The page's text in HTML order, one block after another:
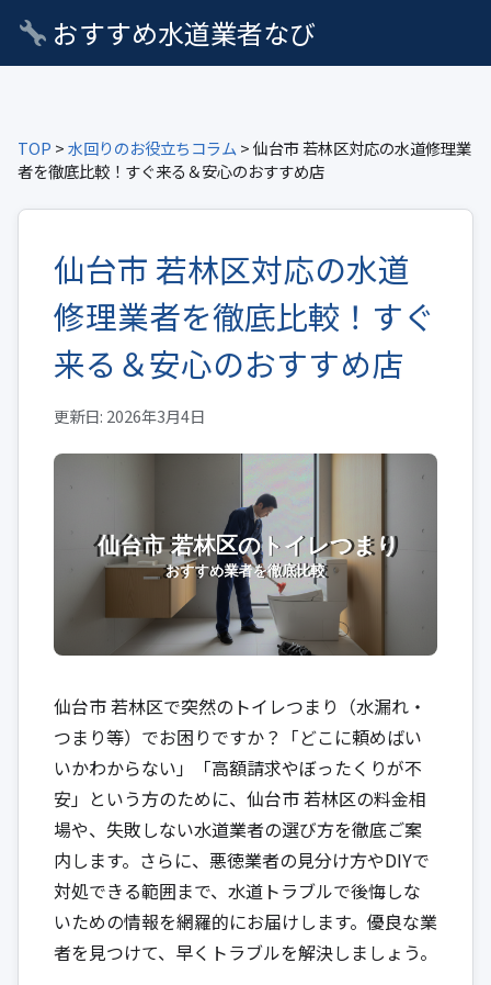
おすすめ水道業者なび
TOP >水回りのお役立ちコラム > 仙台市 若林区対応の水道修理業
者を徹底比較！すぐ来る＆安心のおすすめ店
仙台市 若林区対応の水道
修理業者を徹底比較！すぐ
来る＆安心のおすすめ店
更新日: 2026年3月4日
仙台市 若林区で突然のトイレつまり（水漏れ・
つまり等）でお困りですか？「どこに頼めばい
いかわからない」「高額請求やぼったくりが不
安」という方のために、仙台市 若林区の料金相
場や、失敗しない水道業者の選び方を徹底ご案
内します。さらに、悪徳業者の見分け方やDIYで
対処できる範囲まで、水道トラブルで後悔しな
いための情報を網羅的にお届けします。優良な業
者を見つけて、早くトラブルを解決しましょう。